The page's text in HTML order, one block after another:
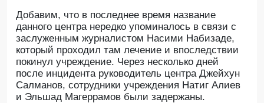
Добавим, что в последнее время название
данного центра нередко упоминалось в связи с
заслуженным журналистом Насими Набизаде,
который проходил там лечение и впоследствии
покинул учреждение. Через несколько дней
после инцидента руководитель центра Джейхун
Салманов, сотрудники учреждения Натиг Алиев
и Эльшад Магеррамов были задержаны.